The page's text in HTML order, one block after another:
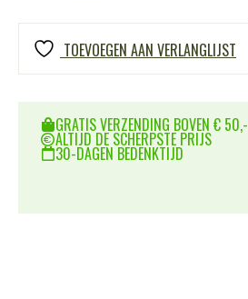
TOEVOEGEN AAN VERLANGLIJST
GRATIS VERZENDING BOVEN € 50,-
ALTIJD DE SCHERPSTE PRIJS
30-DAGEN BEDENKTIJD